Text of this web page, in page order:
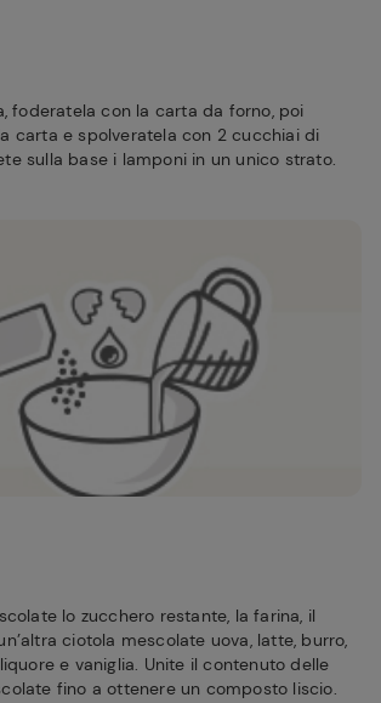
foderatela con la carta da forno, poi
carta e spolveratela con 2 cucchiai di
sulla base i lamponi in un unico strato.
lo zucchero restante, la farina, il
ciotola mescolate uova, latte, burro,
e vaniglia. Unite il contenuto delle
fino a ottenere un composto liscio.